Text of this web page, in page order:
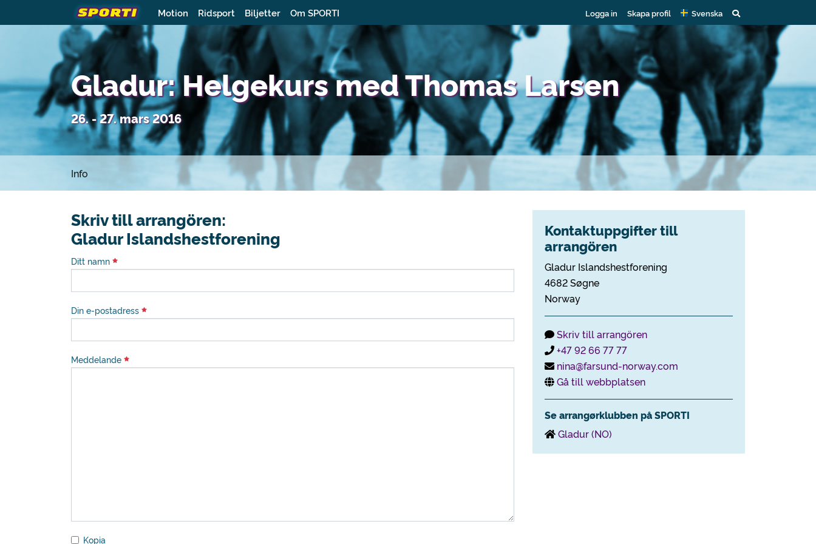
Motion Ridsport Biljetter Om SPORTI Logga in Skapa profil Svenska
Gladur: Helgekurs med Thomas Larsen
26. - 27. mars 2016
Info
Skriv till arrangören:
Gladur Islandshestforening
Ditt namn
Din e-postadress
Meddelande
Kopia
Kontaktuppgifter till
arrangören
Gladur Islandshestforening
4682 Søgne
Norway
Skriv till arrangören
+47 92 66 77 77
nina@farsund-norway.com
Gå till webbplatsen
Se arrangørklubben på SPORTI
Gladur (NO)